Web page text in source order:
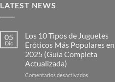
LATEST NEWS
05
Dic
Los 10 Tipos de Juguetes
Eróticos Más Populares en
2025 (Guía Completa
Actualizada)
Comentarios desactivados